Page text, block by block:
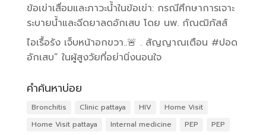
ข้อเข่าเสื่อมและภาวะน้ำในข้อเข่า: กรณีศึกษาการเจาะ
ระบายน้ำและฉีดยาลดอักเสบ โดย นพ. กัณฒิภัสส์
ไอเรื้อรัง เจ็บหน้าอกขวา..🚨 . สัญญาณเตือน #ปอด
อักเสบ” ในผู้สูงวัยที่อย่านิ่งนอนใจ
คำค้นหาบ่อย
Bronchitis Clinic pattaya HIV
Home Visit
Home Visit pattaya
Internal medicine PEP
PEP